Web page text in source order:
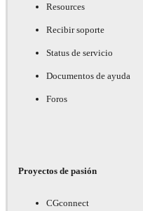
Resources
Recibir soporte
Status de servicio
Documentos de ayuda
Foros
Proyectos de pasión
CGconnect